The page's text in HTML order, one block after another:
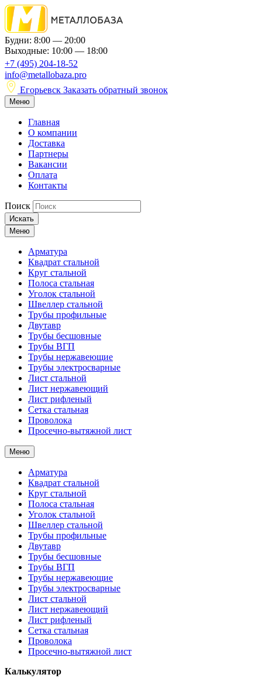
Будни: 8:00 — 20:00
Выходные: 10:00 — 18:00
+7 (495) 204-18-52
info@metallobaza.pro
Егорьевск Заказать обратный звонок
Меню
Главная
О компании
Доставка
Партнеры
Вакансии
Оплата
Контакты
Поиск
Искать
Меню
Арматура
Квадрат стальной
Круг стальной
Полоса стальная
Уголок стальной
Швеллер стальной
Трубы профильные
Двутавр
Трубы бесшовные
Трубы ВГП
Трубы нержавеющие
Трубы электросварные
Лист стальной
Лист нержавеющий
Лист рифленый
Сетка стальная
Проволока
Просечно-вытяжной лист
Меню
Арматура
Квадрат стальной
Круг стальной
Полоса стальная
Уголок стальной
Швеллер стальной
Трубы профильные
Двутавр
Трубы бесшовные
Трубы ВГП
Трубы нержавеющие
Трубы электросварные
Лист стальной
Лист нержавеющий
Лист рифленый
Сетка стальная
Проволока
Просечно-вытяжной лист
Калькулятор